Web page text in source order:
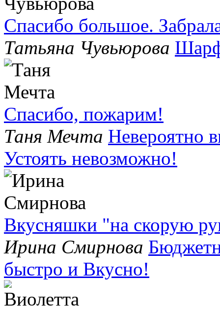
Спасибо большое.
Татьяна Чувьюрова
Спасибо, пожарим!
Таня Мечта Невероятно
Устоять невозможно!
Вкусняшки "на скорую
Ирина Смирнова
быстро и Вкусно!